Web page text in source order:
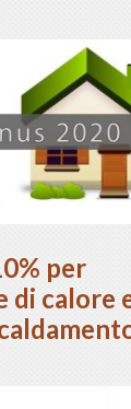
per
di calore